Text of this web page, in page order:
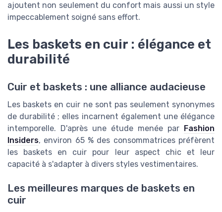
ajoutent non seulement du confort mais aussi un style
impeccablement soigné sans effort.
Les baskets en cuir : élégance et
durabilité
Cuir et baskets : une alliance audacieuse
Les baskets en cuir ne sont pas seulement synonymes
de durabilité ; elles incarnent également une élégance
intemporelle. D'après une étude menée par Fashion
Insiders, environ 65 % des consommatrices préfèrent
les baskets en cuir pour leur aspect chic et leur
capacité à s'adapter à divers styles vestimentaires.
Les meilleures marques de baskets en
cuir